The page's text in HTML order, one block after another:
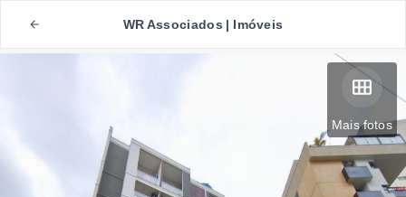
WR Associados | Imóveis
Mais fotos